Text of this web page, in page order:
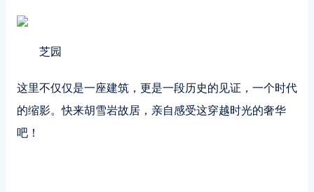
芝园
这里不仅仅是一座建筑，更是一段历史的见证，一个时代
的缩影。快来胡雪岩故居，亲自感受这穿越时光的奢华
吧！